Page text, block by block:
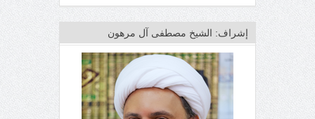
إشراف: الشيخ مصطفى آل مرهون